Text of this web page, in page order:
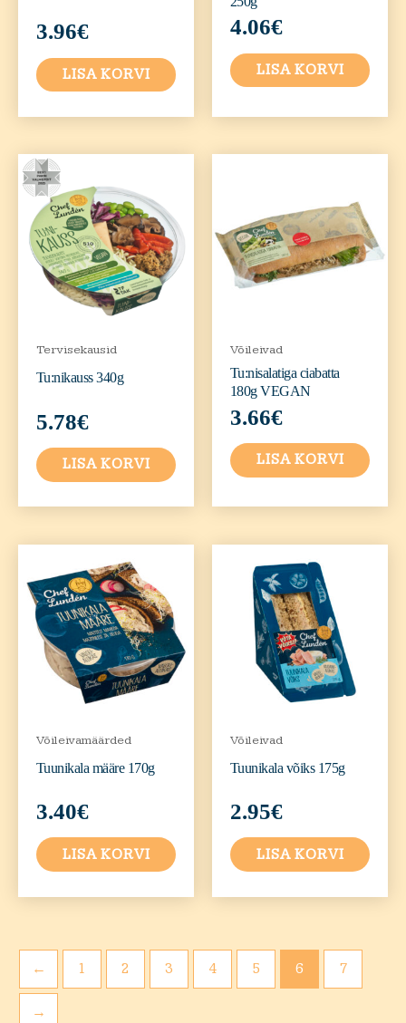
3.96€
LISA KORVI
4.06€
LISA KORVI
Tervisekausid
Tu:nikauss 340g
5.78€
LISA KORVI
Võileivad
Tu:nisalatiga ciabatta
180g VEGAN
3.66€
LISA KORVI
Võileivamäärded
Tuunikala määre 170g
3.40€
LISA KORVI
Võileivad
Tuunikala võiks 175g
2.95€
LISA KORVI
← 1 2 3 4 5 6 7
→